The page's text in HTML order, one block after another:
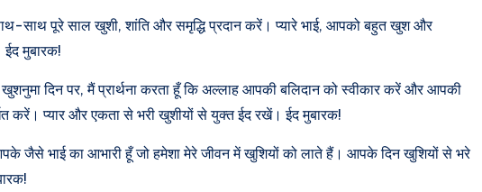
साथ पूरे साल खुशी, शांति और समृद्धि प्रदान करें। प्यारे भाई, आपको बहुत खुश और
मुबारक!
दिन पर, मैं प्रार्थना करता हूँ कि अल्लाह आपकी बलिदान को स्वीकार करें और आपकी
करें। प्यार और एकता से भरी खुशीयों से युक्त ईद रखें। ईद मुबारक!
भाई का आभारी हूँ जो हमेशा मेरे जीवन में खुशियों को लाते हैं। आपके दिन खुशियों से भरे